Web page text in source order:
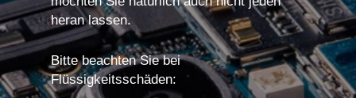
heran lassen.
Bitte beachten Sie bei
Flüssigkeitsschäden: